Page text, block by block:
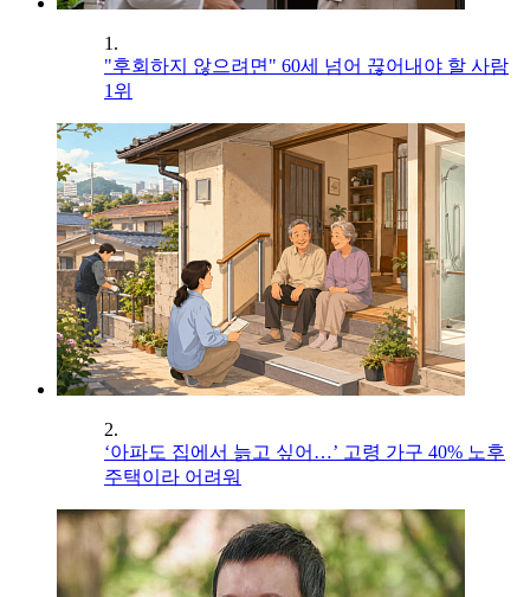
1.
"후회하지 않으려면" 60세 넘어 끊어내야 할 사람
1위
2.
‘아파도 집에서 늙고 싶어…’ 고령 가구 40% 노후
주택이라 어려워